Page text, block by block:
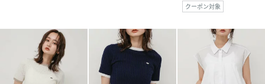
クーポン対象